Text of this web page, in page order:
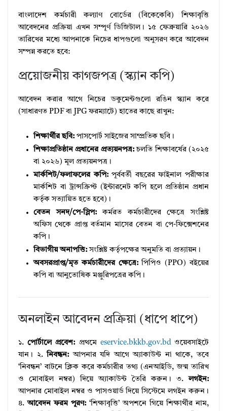
বাংলাদেশ কর্মচারী কল্যাণ বোর্ডের (বিকেকেবি) শিক্ষাবৃত্তি
আবেদনের প্রক্রিয়া এখন সম্পূর্ণ ডিজিটাল। ১৫ ফেব্রুয়ারি ২০২৬
তারিখের মধ্যে আপনাকে নিচের ধাপগুলো অনুসরণ করে আবেদন
সম্পন্ন করতে হবে:
প্রয়োজনীয় কাগজপত্র (স্ক্যান কপি)
আবেদন করার আগে নিচের ডকুমেন্টগুলো রঙিন স্ক্যান করে
(সাধারণত PDF বা JPG ফরম্যাটে) হাতের কাছে রাখুন:
শিক্ষার্থীর ছবি:পাসপোর্ট সাইজের সাম্প্রতিক ছবি।
শিক্ষাপ্রতিষ্ঠান প্রধানের প্রত্যয়নপত্র:চলতি শিক্ষাবর্ষের (২০২৫
বা ২০২৬) মূল প্রত্যয়নপত্র।
মার্কশিট/ফলাফলের কপি:পূর্ববর্তী বছরের ফাইনাল পরীক্ষার
মার্কশিট বা ট্রান্সক্রিপ্ট (ইন্টারনেট কপি হলে প্রতিষ্ঠান প্রধান
কর্তৃক সত্যায়িত হতে হবে)।
বেতন সনদ/পে-স্লিপ:কর্মরত কর্মচারীদের ক্ষেত্রে সংশ্লিষ্ট
অফিস থেকে প্রাপ্ত বর্তমান মাসের বেতন বা পে-ফিক্সেশনের
কপি।
বিভাগীয় অনাপত্তি:সংশ্লিষ্ট কর্তৃপক্ষের অনুমতি বা প্রত্যায়ন।
অবসরপ্রাপ্ত/মৃত কর্মচারীদের ক্ষেত্রে:পিপিও (PPO) বইয়ের
কপি বা আনুতোষিক মঞ্জুরিপত্রের কপি।
অনলাইন আবেদন প্রক্রিয়া (ধাপে ধাপে)
১.পোর্টালে প্রবেশ:প্রথমে eservice.bkkb.gov.bdওয়েবসাইটে
যান। ২.নিবন্ধন:আপনার যদি আগে অ্যাকাউন্ট না থাকে, তবে
‘নিবন্ধন’ বাটনে ক্লিক করে কর্মচারীর তথ্য (এনআইডি, জন্ম তারিখ
ও মোবাইল নম্বর) দিয়ে অ্যাকাউন্ট তৈরি করুন। ৩.লগইন:
আপনার মোবাইল নম্বর ও পাসওয়ার্ড দিয়ে সিস্টেমে লগইন করুন।
৪.আবেদন ফরম পূরণ:‘শিক্ষাবৃত্তি’ অপশনে গিয়ে শিক্ষার্থীর নাম,